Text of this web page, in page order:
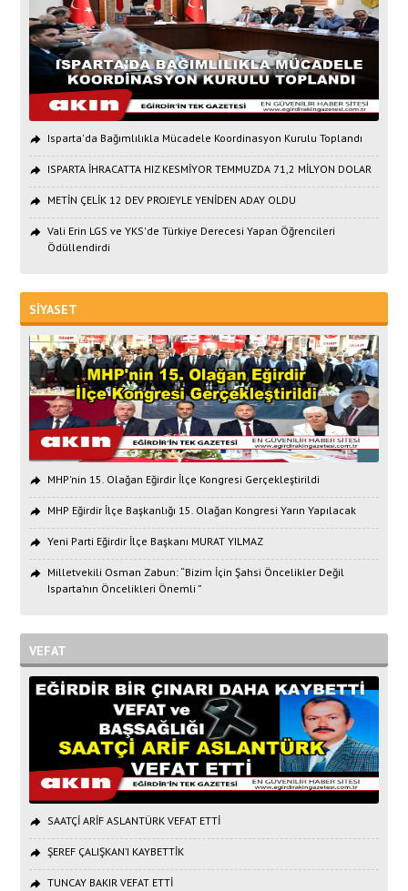
Isparta'da Bağımlılıkla Mücadele Koordinasyon Kurulu Toplandı
ISPARTA İHRACATTA HIZ KESMİYOR TEMMUZDA 71,2 MİLYON DOLAR
METİN ÇELİK 12 DEV PROJEYLE YENİDEN ADAY OLDU
Vali Erin LGS ve YKS'de Türkiye Derecesi Yapan Öğrencileri
Ödüllendirdi
SİYASET
MHP'nin 15. Olağan Eğirdir İlçe Kongresi Gerçekleştirildi
MHP Eğirdir İlçe Başkanlığı 15. Olağan Kongresi Yarın Yapılacak
Yeni Parti Eğirdir İlçe Başkanı MURAT YILMAZ
Milletvekili Osman Zabun: “Bizim İçin Şahsi Öncelikler Değil
Isparta’nın Öncelikleri Önemli ”
VEFAT
SAATÇİ ARİF ASLANTÜRK VEFAT ETTİ
ŞEREF ÇALIŞKAN’I KAYBETTİK
TUNCAY BAKIR VEFAT ETTİ